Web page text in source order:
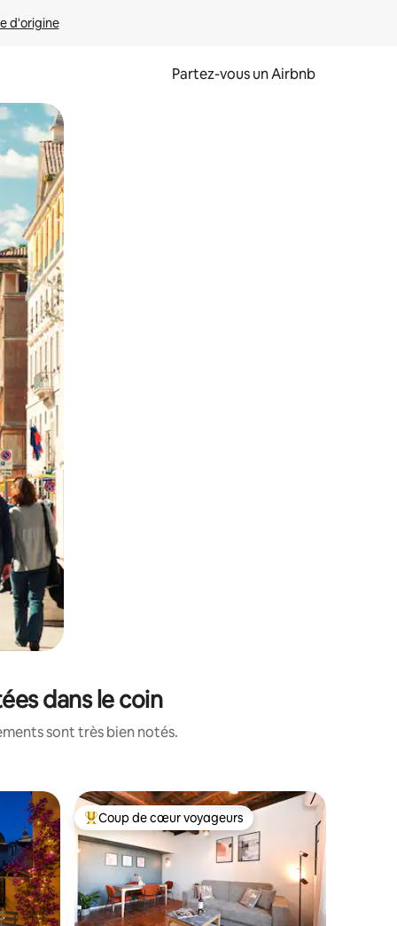
d'origine
Partez-vous un Airbnb
en les faisant glisser.
dans le coin
sont très bien notés.
plus aimés Coup de cœur voyageurs parmi les plus aimés
Coup de cœur voyageurs